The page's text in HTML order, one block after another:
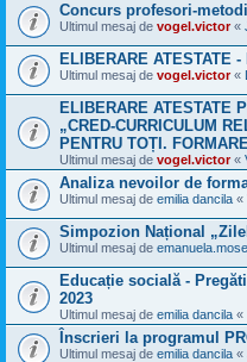
Concurs profesori-
Ultimul mesaj de vogel.victor«
ELIBERARE ATESTATE -
Ultimul mesaj de vogel.victor«
ELIBERARE ATESTATE
„CRED-CURRICULUM
PENTRU TOȚI.
Ultimul mesaj de vogel.victor«
Analiza nevoilor de
Ultimul mesaj de emilia dancila «
Simpozion Național
Ultimul mesaj de
Educație socială -
2023
Ultimul mesaj de emilia dancila «
Înscrieri la programul
Ultimul mesaj de emilia dancila «